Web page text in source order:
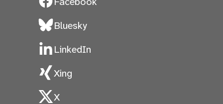
Facebook
Bluesky
LinkedIn
Xing
X